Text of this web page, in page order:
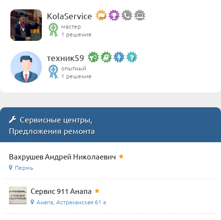
KolaService
мастер
1 решение
техник59
опытный
1 решение
Сервисные центры,
Предложения ремонта
Вахрушев Андрей Николаевич
Пермь
Сервис 911 Анапа
Анапа, Астраханская 61 а